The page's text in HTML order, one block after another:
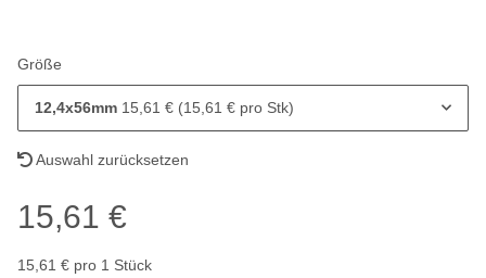
Größe
12,4x56mm 15,61 € (15,61 € pro Stk)
Auswahl zurücksetzen
15,61 €
15,61 € pro 1 Stück